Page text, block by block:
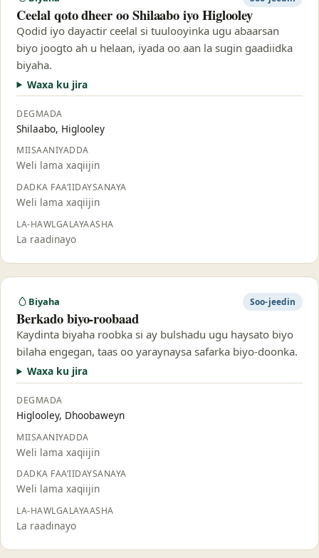
Ceelal qoto dheer oo Shilaabo iyo Higlooley
Qodid iyo dayactir ceelal si tuulooyinka ugu abaarsan
biyo joogto ah u helaan, iyada oo aan la sugin gaadiidka
biyaha.
Waxa ku jira
DEGMADA
Shilaabo, Higlooley
MIISAANIYADDA
Weli lama xaqiijin
DADKA FAA’IIDAYSANAYA
Weli lama xaqiijin
LA-HAWLGALAYAASHA
La raadinayo
Biyaha Soo-jeedin
Berkado biyo-roobaad
Kaydinta biyaha roobka si ay bulshadu ugu haysato biyo
bilaha engegan, taas oo yaraynaysa safarka biyo-doonka.
Waxa ku jira
DEGMADA
Higlooley, Dhoobaweyn
MIISAANIYADDA
Weli lama xaqiijin
DADKA FAA’IIDAYSANAYA
Weli lama xaqiijin
LA-HAWLGALAYAASHA
La raadinayo